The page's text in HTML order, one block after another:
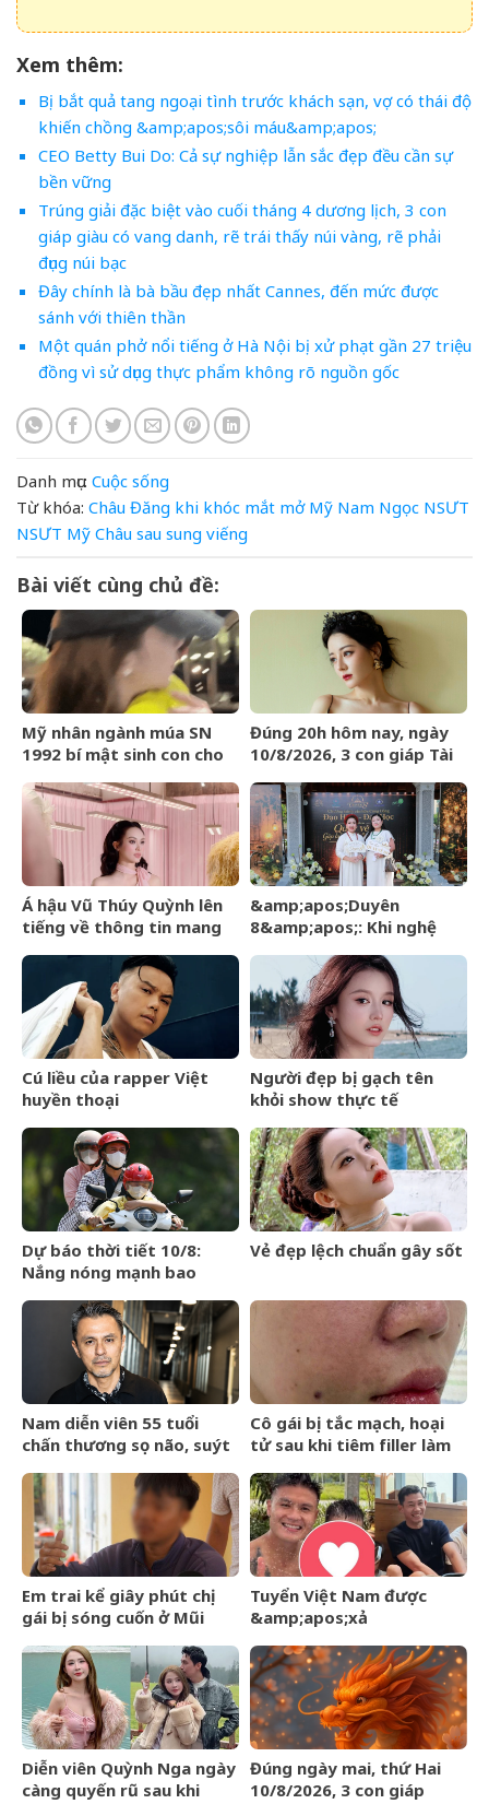
Xem thêm:
Bị bắt quả tang ngoại tình trước khách sạn, vợ có thái độ
khiến chồng &amp;apos;sôi máu&amp;apos;
CEO Betty Bui Do: Cả sự nghiệp lẫn sắc đẹp đều cần sự
bền vững
Trúng giải đặc biệt vào cuối tháng 4 dương lịch, 3 con
giáp giàu có vang danh, rẽ trái thấy núi vàng, rẽ phải
đụng núi bạc
Đây chính là bà bầu đẹp nhất Cannes, đến mức được
sánh với thiên thần
Một quán phở nổi tiếng ở Hà Nội bị xử phạt gần 27 triệu
đồng vì sử dụng thực phẩm không rõ nguồn gốc
Danh mục: Cuộc sống
Từ khóa: Châu Đăng khi khóc mắt mở Mỹ Nam Ngọc NSƯT
NSƯT Mỹ Châu sau sung viếng
Bài viết cùng chủ đề:
Mỹ nhân ngành múa SN
1992 bí mật sinh con cho
gây choáng ngợp
Đúng 20h hôm nay, ngày
10/8/2026, 3 con giáp Tài
nhà, đổi đời ngoạn mục
Á hậu Vũ Thúy Quỳnh lên
tiếng về thông tin mang
Phạm
&amp;apos;Duyên
8&amp;apos;: Khi nghệ
– đạo học giữa lòng Hà Nội
Cú liều của rapper Việt
huyền thoại
Người đẹp bị gạch tên
khỏi show thực tế
Dự báo thời tiết 10/8:
Nắng nóng mạnh bao
nơi 38 độ
Vẻ đẹp lệch chuẩn gây sốt
Nam diễn viên 55 tuổi
chấn thương sọ não, suýt
Cô gái bị tắc mạch, hoại
tử sau khi tiêm filler làm
Em trai kể giây phút chị
gái bị sóng cuốn ở Mũi
biết kêu các chị bình tĩnh,
thả lỏng người để
nổi&amp;apos;
Tuyển Việt Nam được
&amp;apos;xả
kết ASEAN Cup: Quang Hải
về quê bơi cùng con trai,
Hai Long có hẹn với Duy
Mạnh
Diễn viên Quỳnh Nga ngày
càng quyến rũ sau khi
Đúng ngày mai, thứ Hai
10/8/2026, 3 con giáp